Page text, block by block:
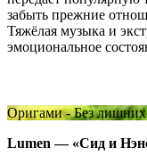
забыть прежние
Тяжёлая музыка и
эмоциональное
Оригами - Без
Lumen —«Сид и